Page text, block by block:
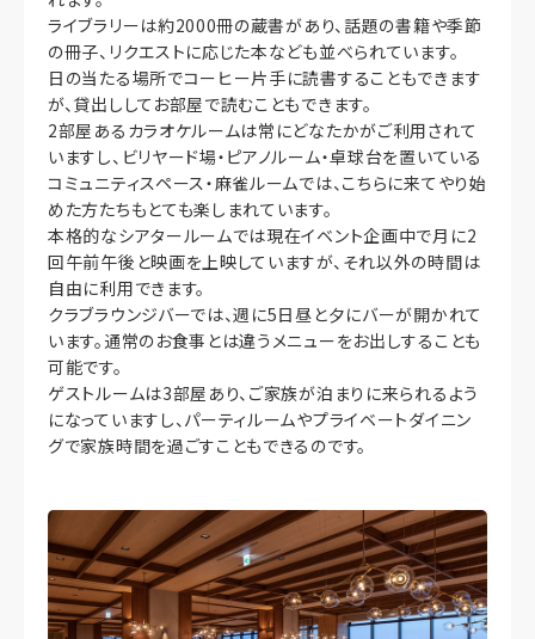
ライブラリーは約2000冊の蔵書があり、話題の書籍や季節
の冊子、リクエストに応じた本なども並べられています。
日の当たる場所でコーヒー片手に読書することもできます
が、貸出ししてお部屋で読むこともできます。
2部屋あるカラオケルームは常にどなたかがご利用されて
いますし、ビリヤード場・ピアノルーム・卓球台を置いている
コミュニティスペース・麻雀ルームでは、こちらに来てやり始
めた方たちもとても楽しまれています。
本格的なシアタールームでは現在イベント企画中で月に2
回午前午後と映画を上映していますが、それ以外の時間は
自由に利用できます。
クラブラウンジバーでは、週に5日昼と夕にバーが開かれて
います。通常のお食事とは違うメニューをお出しすることも
可能です。
ゲストルームは3部屋あり、ご家族が泊まりに来られるよう
になっていますし、パーティルームやプライベートダイニン
グで家族時間を過ごすこともできるのです。